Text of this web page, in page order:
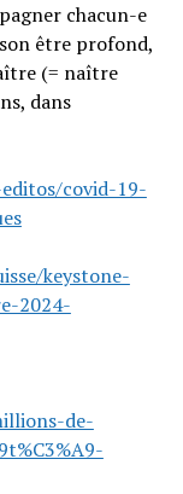
chacun-e
être profond,
(= naître
dans
covid-19-
keystone-
2024-
de-